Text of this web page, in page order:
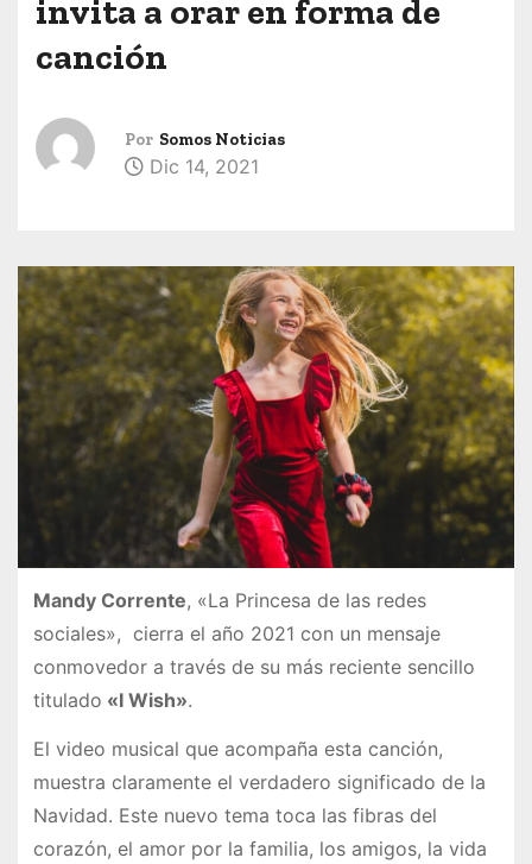
invita a orar en forma de
canción
Por Somos Noticias
Dic 14, 2021
Mandy Corrente, «La Princesa de las redes
sociales», cierra el año 2021 con un mensaje
conmovedor a través de su más reciente sencillo
titulado «I Wish».
El video musical que acompaña esta canción,
muestra claramente el verdadero significado de la
Navidad. Este nuevo tema toca las fibras del
corazón, el amor por la familia, los amigos, la vida